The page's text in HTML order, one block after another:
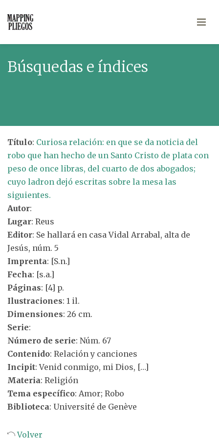
Búsquedas e índices
Título: Curiosa relación: en que se da noticia del
robo que han hecho de un Santo Cristo de plata con
peso de once libras, del cuarto de dos abogados;
cuyo ladron dejó escritas sobre la mesa las
siguientes.
Autor:
Lugar: Reus
Editor: Se hallará en casa Vidal Arrabal, alta de
Jesús, núm. 5
Imprenta: [S.n.]
Fecha: [s.a.]
Páginas: [4] p.
Ilustraciones: 1 il.
Dimensiones: 26 cm.
Serie:
Número de serie: Núm. 67
Contenido: Relación y canciones
Incipit: Venid conmigo, mi Dios, […]
Materia: Religión
Tema específico: Amor; Robo
Biblioteca: Université de Genève
Volver